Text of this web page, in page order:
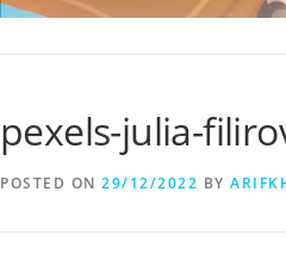
pexels-julia-
POSTED ON 29/12/2022 BY